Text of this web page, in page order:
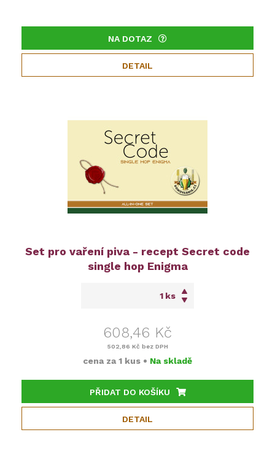
NA DOTAZ
DETAIL
Set pro vaření piva - recept Secret code
single hop Enigma
ks
608,46 Kč
502,86 Kč bez DPH
cena za 1 kus • Na skladě
PŘIDAT DO KOŠÍKU
DETAIL